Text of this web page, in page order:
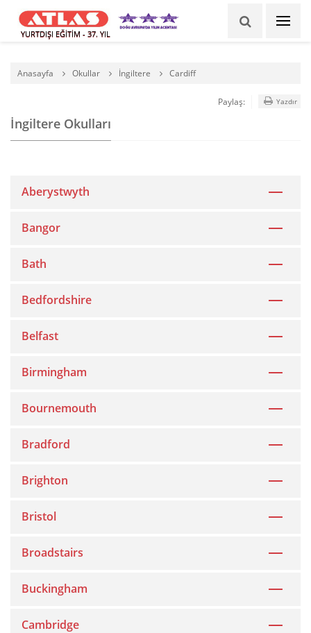
YURTDIŞI EĞİTİM - 37. YIL
Anasayfa Okullar İngiltere Cardiff
İngiltere Okulları
Paylaş: Yazdır
Aberystwyth
Bangor
Bath
Bedfordshire
Belfast
Birmingham
Bournemouth
Bradford
Brighton
Bristol
Broadstairs
Buckingham
Cambridge